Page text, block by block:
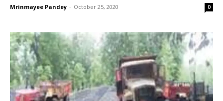
Mrinmayee Pandey - October 25, 2020 0